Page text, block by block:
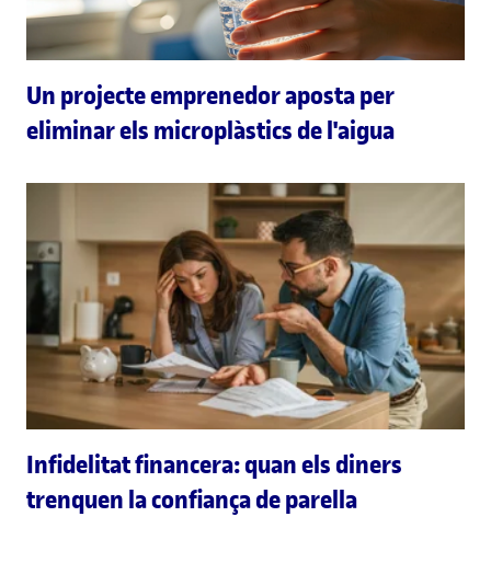
Un projecte emprenedor aposta per
eliminar els microplàstics de l'aigua
Infidelitat financera: quan els diners
trenquen la confiança de parella